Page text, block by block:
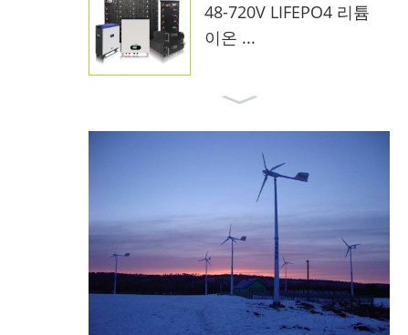
48-720V LIFEPO4 리튬
이온 ...
10kW 온 그리드 태양계 F
MPPT 바람 전하 컨트롤
러 ...